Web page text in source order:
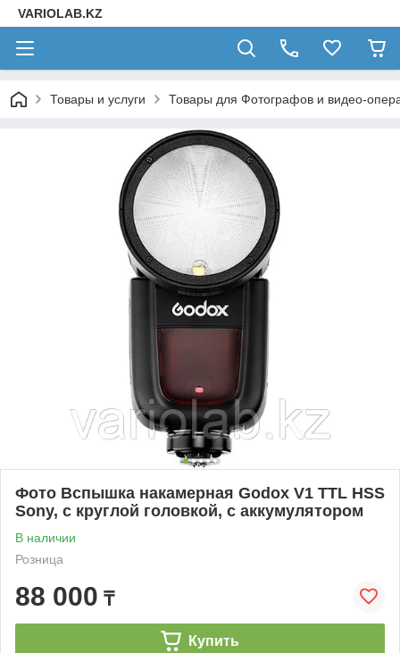
VARIOLAB.KZ
Товары и услуги Товары для Фотографов и видео-
Фото Вспышка накамерная Godox V1 TTL HSS
Sony, с круглой головкой, с аккумулятором
В наличии
Розница
88 000 ₸
Купить